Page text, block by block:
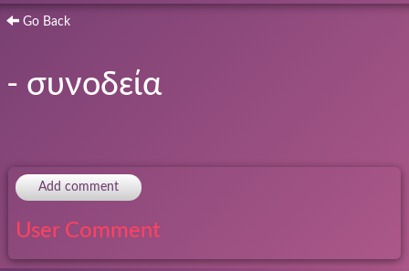
Go Back
- συνοδεία
Add comment
User Comment